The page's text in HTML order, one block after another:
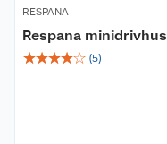
RESPANA
Respana minidrivhus
☆☆☆☆☆ (5)